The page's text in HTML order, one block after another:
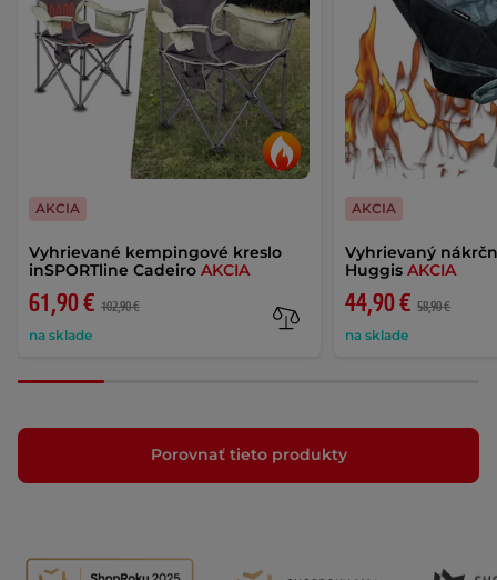
Vyhrievané kempingové kreslo
inSPORTline Cadeiro AKCIA
61,90 € 102,90 €
na sklade
AKCIA
Vyhrievaný
HuggisAKCIA
44,90 € 58,90 €
na sklade
AKCIA
Porovnať tieto produkty